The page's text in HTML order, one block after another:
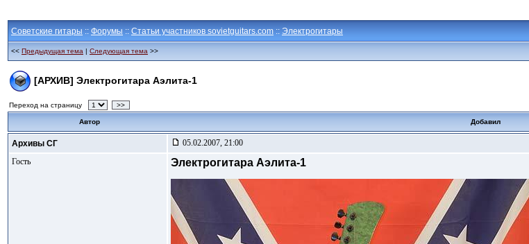
Советские гитары :: Форумы :: Статьи участников sovietguitars.com :: Электрогитары
<< Предыдущая тема | Следующая тема >>
[АРХИВ] Электрогитара Аэлита-1
Переход на страницу >>
Автор Добавил
Архивы СГ
05.02.2007, 21:00
Гость
Электрогитара Аэлита-1